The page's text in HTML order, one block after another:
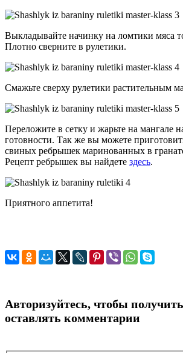
Выкладывайте начинку на ломтики мяса
Плотно сверните в рулетики.
Смажьте сверху рулетики растительным
Переложите в сетку и жарьте на мангале
готовности. Так же вы можете
свиных ребрышек маринованных в
Рецепт ребрышек вы найдете здесь.
Приятного аппетита!
Авторизуйтесь, чтобы
оставлять комментарии